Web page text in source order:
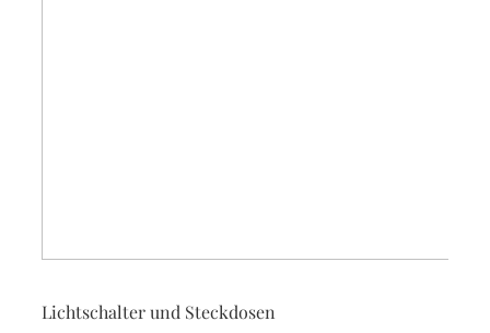
Lichtschalter und Steckdosen